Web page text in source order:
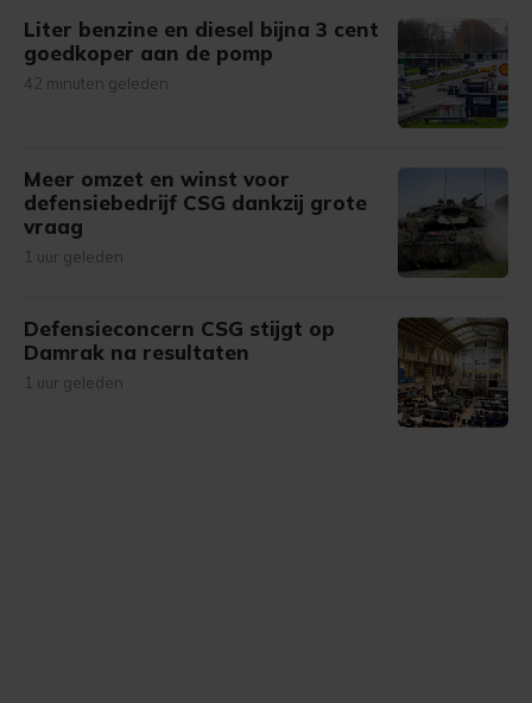
Liter benzine en diesel bijna 3 cent
goedkoper aan de pomp
42 minuten geleden
Meer omzet en winst voor
defensiebedrijf CSG dankzij grote
vraag
1 uur geleden
Defensieconcern CSG stijgt op
Damrak na resultaten
1 uur geleden